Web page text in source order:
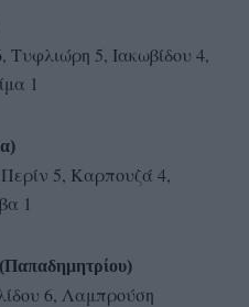
5, Ιακωβίδου 4,
1
5, Καρπουζά 4,
1
6, Λαμπρούση